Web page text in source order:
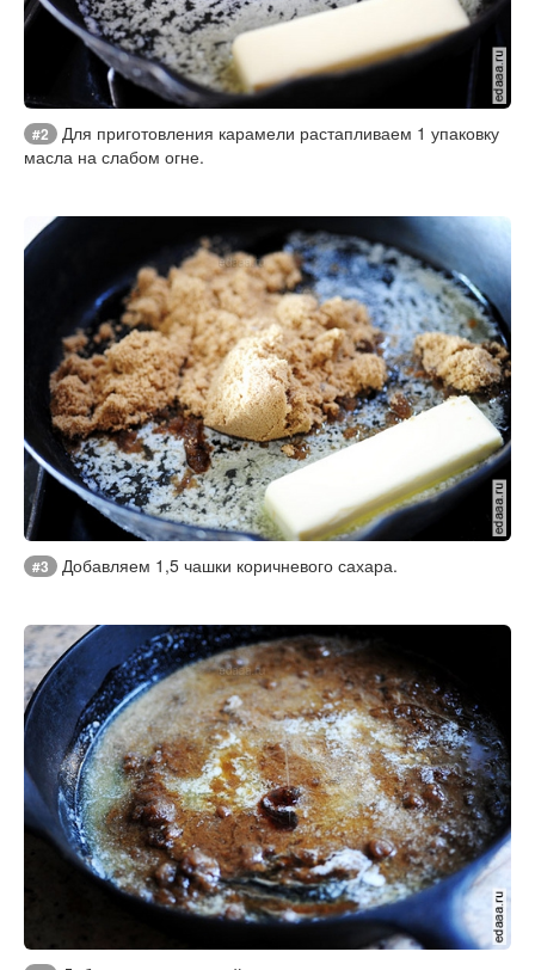
#2
Для приготовления карамели растапливаем 1 упаковку
масла на слабом огне.
#3 Добавляем 1,5 чашки коричневого сахара.